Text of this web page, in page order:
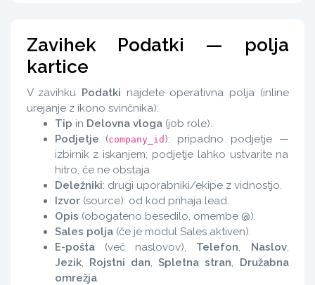
Zavihek Podatki — polja
kartice
V zavihku Podatki najdete operativna polja (inline
urejanje z ikono svinčnika):
Tip in Delovna vloga(job role).
Podjetje (company_id ): pripadno podjetje —
izbirnik z iskanjem; podjetje lahko ustvarite na
hitro, če ne obstaja.
Deležniki: drugi uporabniki/ekipe z vidnostjo.
Izvor(source): od kod prihaja lead.
Opis (obogateno besedilo, omembe @).
Sales polja(če je modul Sales aktiven).
E-pošta(več naslovov), Telefon, Naslov,
Jezik, Rojstni dan,Spletna stran, Družabna
omrežja.